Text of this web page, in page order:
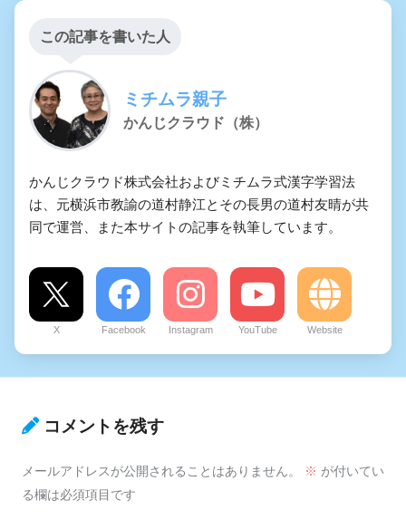
この記事を書いた人
ミチムラ親子
かんじクラウド（株）
かんじクラウド株式会社およびミチムラ式漢字学習法
は、元横浜市教諭の道村静江とその長男の道村友晴が共
同で運営、また本サイトの記事を執筆しています。
X Facebook Instagram YouTube Website
コメントを残す
メールアドレスが公開されることはありません。 ※ が付いてい
る欄は必須項目です